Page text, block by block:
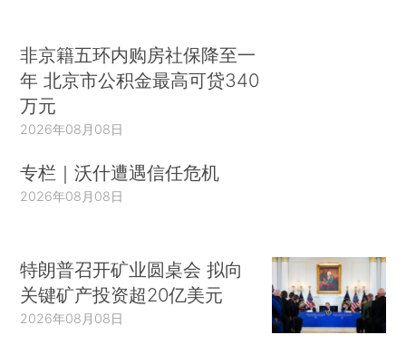
非京籍五环内购房社保降至一
年 北京市公积金最高可贷340
万元
2026年08月08日
专栏｜沃什遭遇信任危机
2026年08月08日
特朗普召开矿业圆桌会 拟向
关键矿产投资超20亿美元
2026年08月08日